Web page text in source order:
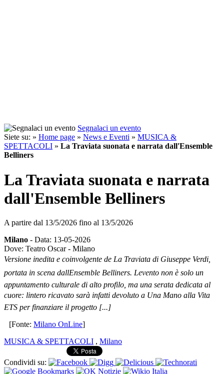
Segnalaci un evento
Siete su: » Home page » News e Eventi » MUSICA &
SPETTACOLI » La Traviata suonata e narrata dall'Ensemble
Belliners
La Traviata suonata e narrata
dall'Ensemble Belliners
A partire dal 13/5/2026 fino al 13/5/2026
Milano - Data: 13-05-2026
Dove: Teatro Oscar - Milano
Versione inedita e coinvolgente de La Traviata di Giuseppe Verdi,
portata in scena dallEnsemble Belliners. Levento non è solo un
appuntamento culturale di alto profilo, ma una serata dedicata al
cuore: lintero ricavato sarà infatti devoluto a Una Mano alla Vita
ETS per finanziare il progetto [...]
[Fonte: Milano OnLine]
MUSICA & SPETTACOLI , Milano
Condividi su: